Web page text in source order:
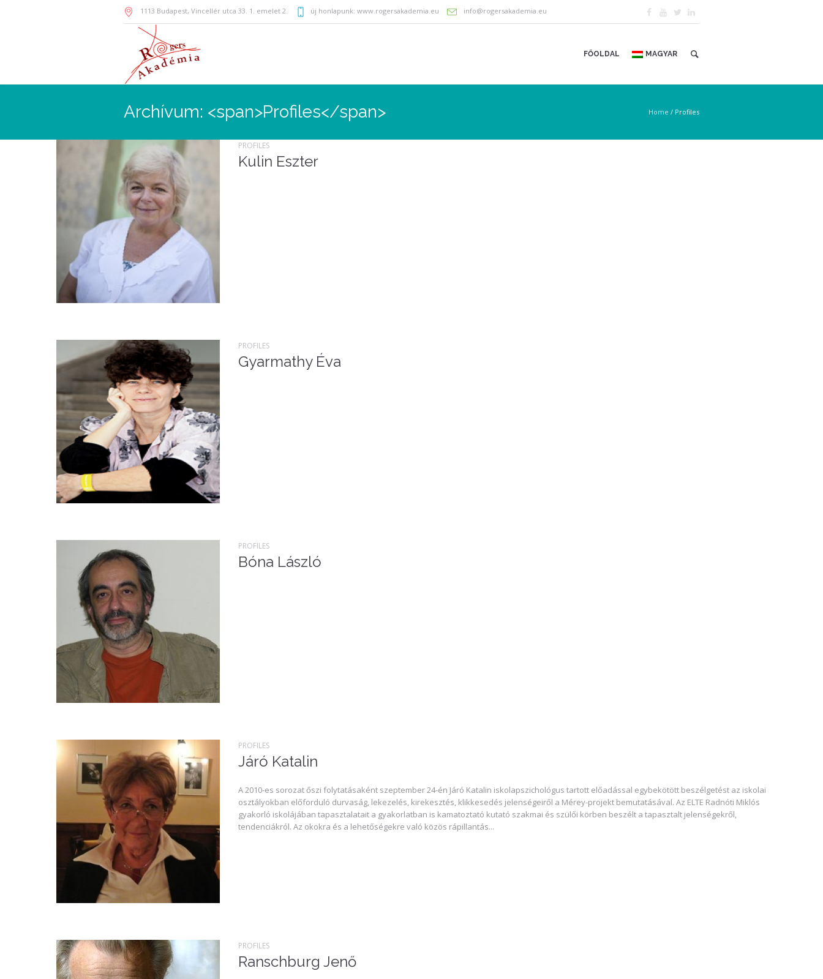
1113 Budapest, Vincellér utca 33. 1. emelet 2. új honlapunk: www.rogersakademia.eu info@rogersakademia.eu
FŐOLDAL MAGYAR
Archívum: <span>Profiles</span> Home / Profiles
PROFILES
Kulin Eszter
PROFILES
Gyarmathy Éva
PROFILES
Bóna László
PROFILES
Járó Katalin
A 2010-es sorozat őszi folytatásaként szeptember 24-én Járó Katalin iskolapszichológus tartott előadással egybekötött beszélgetést az iskolai
osztályokban előforduló durvaság, lekezelés, kirekesztés, klikkesedés jelenségeiről a Mérey-projekt bemutatásával. Az ELTE Radnóti Miklós
gyakorló iskolájában tapasztalatait a gyakorlatban is kamatoztató kutató szakmai és szülői körben beszélt a tapasztalt jelenségekről,
tendenciákról. Az okokra és a lehetőségekre való közös rápillantás...
PROFILES
Ranschburg Jenő